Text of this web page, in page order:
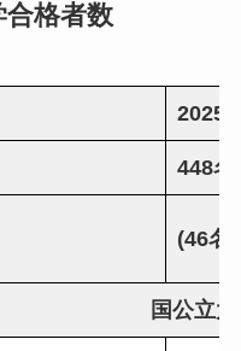
格者数
2025
448名
(46名)
国公立